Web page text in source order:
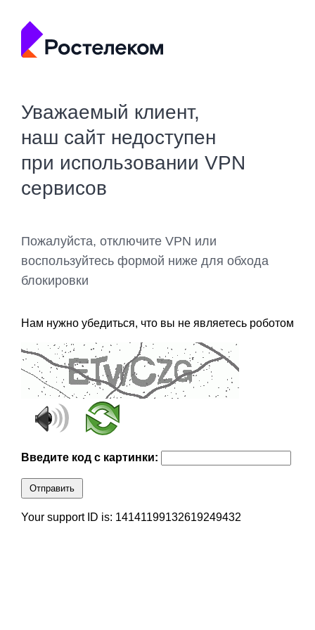
Уважаемый клиент,
наш сайт недоступен
при использовании VPN
сервисов
Пожалуйста, отключите VPN или
воспользуйтесь формой ниже для обхода
блокировки
Нам нужно убедиться, что вы не являетесь роботом
Введите код с картинки:
Отправить
Your support ID is: 14141199132619249432